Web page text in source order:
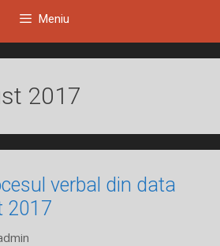
Meniu
2017
verbal din data
2017